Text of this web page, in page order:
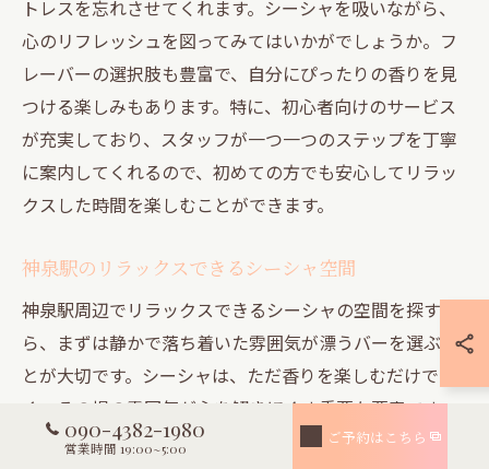
トレスを忘れさせてくれます。シーシャを吸いながら、
心のリフレッシュを図ってみてはいかがでしょうか。フ
レーバーの選択肢も豊富で、自分にぴったりの香りを見
つける楽しみもあります。特に、初心者向けのサービス
が充実しており、スタッフが一つ一つのステップを丁寧
に案内してくれるので、初めての方でも安心してリラッ
クスした時間を楽しむことができます。
神泉駅のリラックスできるシーシャ空間
神泉駅周辺でリラックスできるシーシャの空間を探すな
ら、まずは静かで落ち着いた雰囲気が漂うバーを選ぶこ
とが大切です。シーシャは、ただ香りを楽しむだけでな
く、その場の雰囲気が心を解きほぐす重要な要素です。
多くのシーシャバーでは、フレーバーの種類が豊富で、
090-4382-1980
営業時間 19:00~5:00
ご予約はこちら